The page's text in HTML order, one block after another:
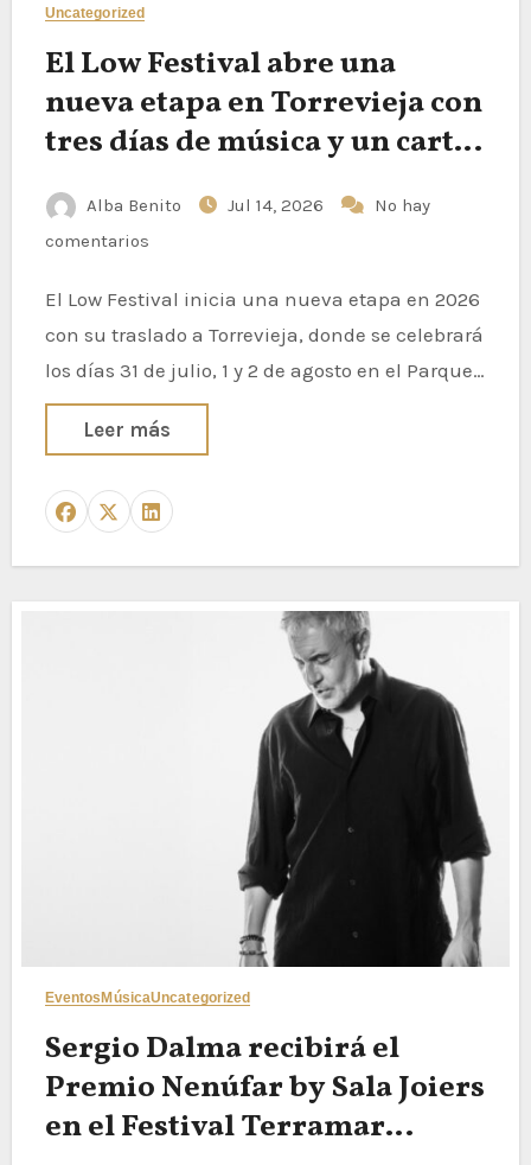
Uncategorized
El Low Festival abre una
nueva etapa en Torrevieja con
tres días de música y un cartel
de primer nivel
Alba Benito Jul 14, 2026
No hay
comentarios
El Low Festival inicia una nueva etapa en 2026
con su traslado a Torrevieja, donde se celebrará
los días 31 de julio, 1 y 2 de agosto en el Parque…
Leer más
EventosMúsicaUncategorized
Sergio Dalma recibirá el
Premio Nenúfar by Sala Joiers
en el Festival Terramar